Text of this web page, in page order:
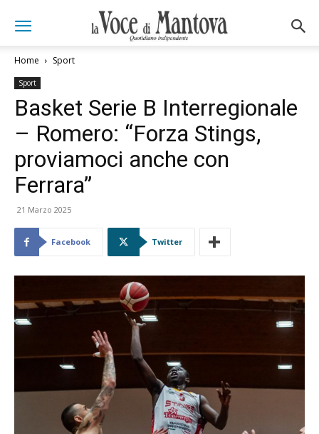
Home Sport
Sport
Basket Serie B Interregionale
– Romero: “Forza Stings,
proviamoci anche con
Ferrara”
21 Marzo 2025
Facebook Twitter